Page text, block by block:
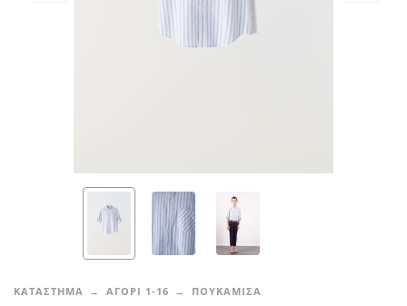
ΚΑΤΑΣΤΗΜΑ ΑΓΟΡΙ 1-16 ΠΟΥΚΑΜΙΣΑ